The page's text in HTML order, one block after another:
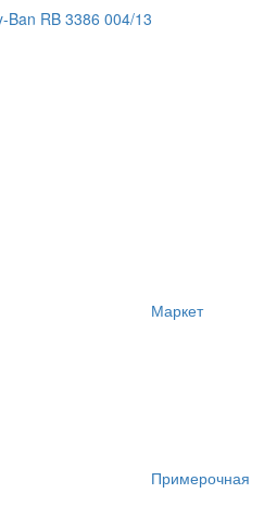
RB 3386 004/13
Маркет
Примерочная